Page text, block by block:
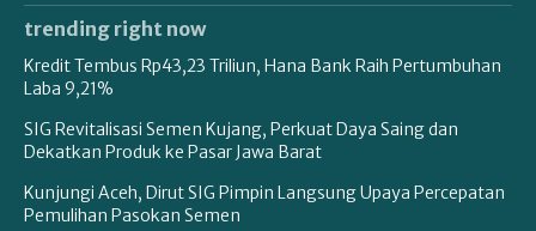
trending right now
Kredit Tembus Rp43,23 Triliun, Hana Bank Raih Pertumbuhan
Laba 9,21%
SIG Revitalisasi Semen Kujang, Perkuat Daya Saing dan
Dekatkan Produk ke Pasar Jawa Barat
Kunjungi Aceh, Dirut SIG Pimpin Langsung Upaya Percepatan
Pemulihan Pasokan Semen